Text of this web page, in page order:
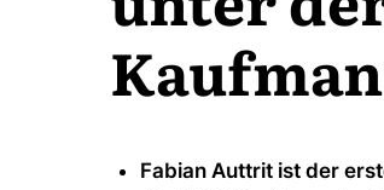
Fabian Auttrit ist der